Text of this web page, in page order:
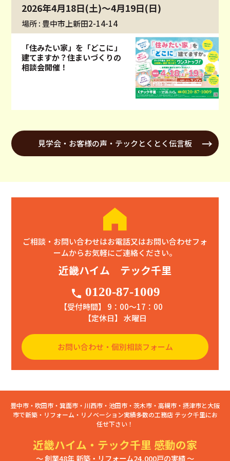
2026年4月18日(土)～4月19日(日)
場所 : 豊中市上新田2-14-14
「住みたい家」を「どこに」
建てますか？住まいづくりの
相談会開催！
見学会・お客様の声・テックとくとく伝言板
ご相談・お問い合わせはお電話又はお問い合わせフォ
ームからお気軽にご連絡ください。
近畿ハイム テック千里
phone 0120-87-1009
【受付時間】 9：00〜17：00
【定休日】 水曜日
お問い合わせ・個別相談フォーム
豊中市・吹田市・箕面市・川西市・池田市・茨木市・高槻市・摂津市と大阪
市で新築・リフォーム・リノベーション実績多数の工務店 テック千里にお
任せ下さい！
近畿ハイム・テック千里 感動の家
～ 創業48年 新築・リフォーム24,000戸の実績 ～